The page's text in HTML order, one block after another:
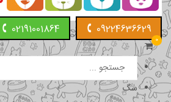
09224636629
02191001864
0
سگ